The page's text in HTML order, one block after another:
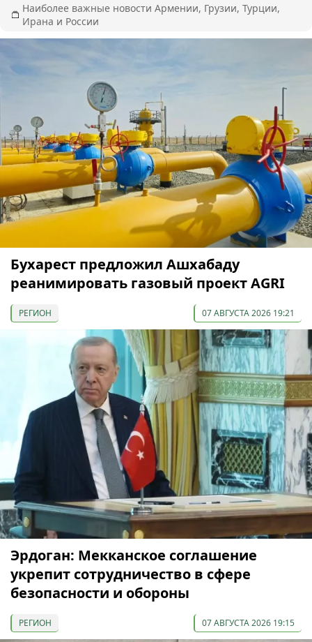
Наиболее важные новости Армении, Грузии, Турции,
Ирана и России
Бухарест предложил Ашхабаду
реанимировать газовый проект AGRI
РЕГИОН 07 АВГУСТА 2026 19:21
Эрдоган: Мекканское соглашение
укрепит сотрудничество в сфере
безопасности и обороны
РЕГИОН 07 АВГУСТА 2026 19:15